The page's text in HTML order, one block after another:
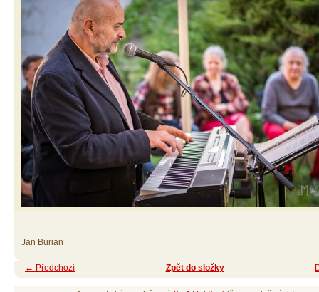
Jan Burian
← Předchozí Zpět do složky